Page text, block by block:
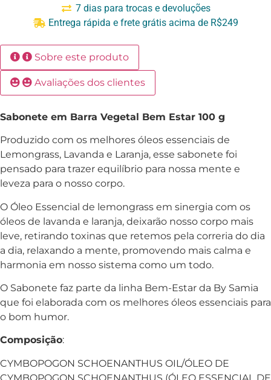
7 dias para trocas e devoluções
Entrega rápida e frete grátis acima de R$249
Sobre este produto
Avaliações dos clientes
Sabonete em Barra Vegetal Bem Estar 100 g
Produzido com os melhores óleos essenciais de
Lemongrass, Lavanda e Laranja, esse sabonete foi
pensado para trazer equilíbrio para nossa mente e
leveza para o nosso corpo.
O Óleo Essencial de lemongrass em sinergia com os
óleos de lavanda e laranja, deixarão nosso corpo mais
leve, retirando toxinas que retemos pela correria do dia
a dia, relaxando a mente, promovendo mais calma e
harmonia em nosso sistema como um todo.
O Sabonete faz parte da linha Bem-Estar da By Samia
que foi elaborada com os melhores óleos essenciais para
o bom humor.
Composição:
CYMBOPOGON SCHOENANTHUS OIL/ÓLEO DE